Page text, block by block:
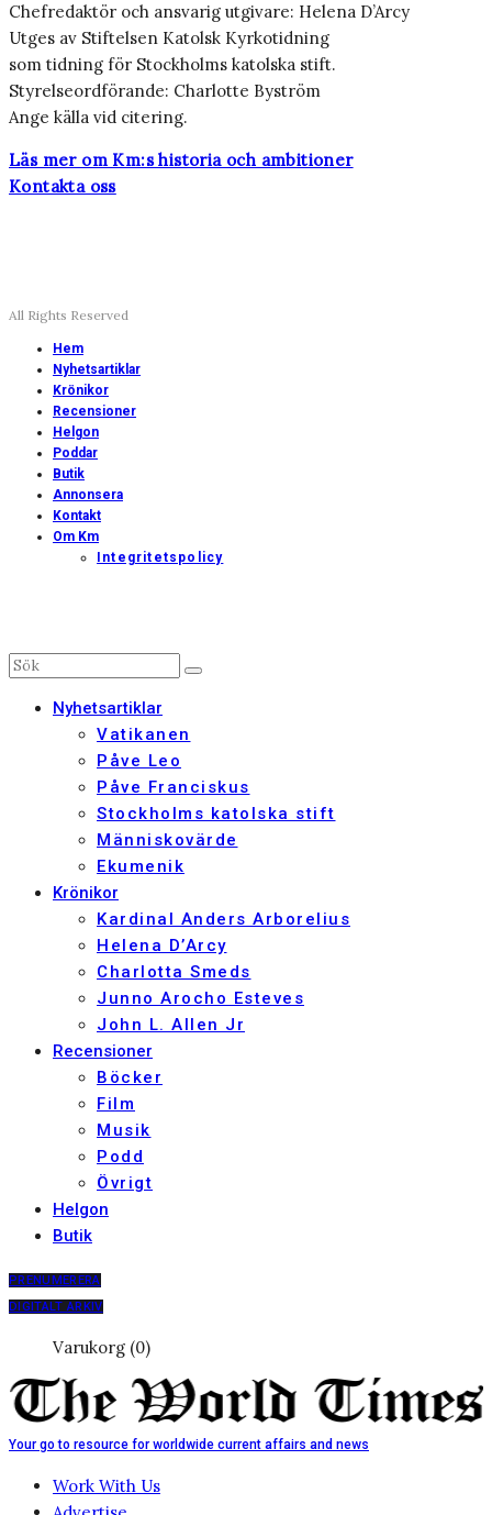
Chefredaktör och ansvarig utgivare: Helena D’Arcy
Utges av Stiftelsen Katolsk Kyrkotidning
som tidning för Stockholms katolska stift.
Styrelseordförande: Charlotte Byström
Ange källa vid citering.
Läs mer om Km:s historia och ambitioner
Kontakta oss
All Rights Reserved
Hem
Nyhetsartiklar
Krönikor
Recensioner
Helgon
Poddar
Butik
Annonsera
Kontakt
Om Km
Integritetspolicy
Nyhetsartiklar
Vatikanen
Påve Leo
Påve Franciskus
Stockholms katolska stift
Människovärde
Ekumenik
Krönikor
Kardinal Anders Arborelius
Helena D’Arcy
Charlotta Smeds
Junno Arocho Esteves
John L. Allen Jr
Recensioner
Böcker
Film
Musik
Podd
Övrigt
Helgon
Butik
PRENUMERERA
DIGITALT ARKIV
Varukorg (0)
Your go to resource for worldwide current affairs and news
Work With Us